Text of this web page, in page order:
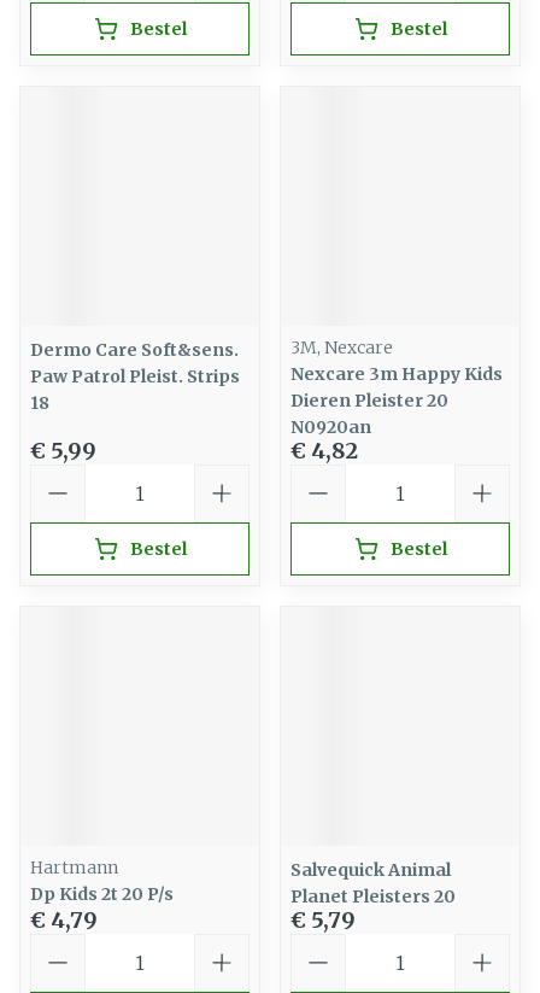
Bestel Bestel
Dermo Care Soft&sens.
Paw Patrol Pleist. Strips
18
€ 5,99
Bestel
3M, Nexcare
Nexcare 3m Happy Kids
Dieren Pleister 20
N0920an
€ 4,82
Bestel
Hartmann
Dp Kids 2t 20 P/s
€ 4,79
Salvequick Animal
Planet Pleisters 20
€ 5,79